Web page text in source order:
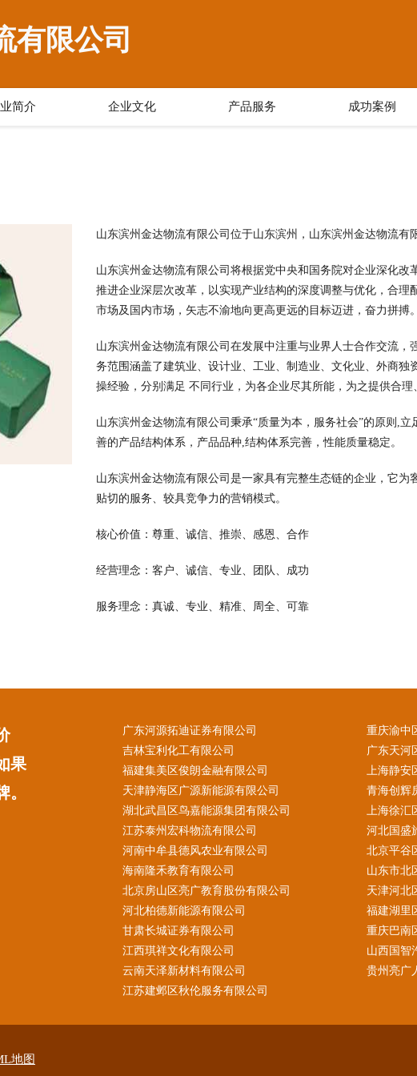
有限公司
简介 企业文化 产品服务 成功案例
山东滨州金达物流有限公司位于山东滨州，山东滨州金达物流
山东滨州金达物流有限公司将根据党中央和国务院对企业深化
推进企业深层次改革，以实现产业结构的深度调整与优化，合
市场及国内市场，矢志不渝地向更高更远的目标迈进，奋力拼搏。
山东滨州金达物流有限公司在发展中注重与业界人士合作交流
务范围涵盖了建筑业、设计业、工业、制造业、文化业、外商
操经验，分别满足 不同行业，为各企业尽其所能，为之提供合理
山东滨州金达物流有限公司秉承“质量为本，服务社会”的原则,
善的产品结构体系，产品品种,结构体系完善，性能质量稳定。
山东滨州金达物流有限公司是一家具有完整生态链的企业，它
贴切的服务、较具竞争力的营销模式。
核心价值：尊重、诚信、推崇、感恩、合作
经营理念：客户、诚信、专业、团队、成功
服务理念：真诚、专业、精准、周全、可靠
果
广东河源拓迪证券有限公司 重庆渝中
吉林宝利化工有限公司
广东天河
福建集美区俊朗金融有限公司
上海静安
天津静海区广源新能源有限公司
青海创辉
湖北武昌区鸟嘉能源集团有限公司
上海徐汇
江苏泰州宏科物流有限公司
河北国盛
河南中牟县德风农业有限公司
北京平谷
海南隆禾教育有限公司
山东市北
北京房山区亮广教育股份有限公司
天津河北
河北柏德新能源有限公司
福建湖里
甘肃长城证券有限公司
重庆巴南
江西琪祥文化有限公司
山西国智
云南天泽新材料有限公司
贵州亮广
江苏建邺区秋伦服务有限公司
地图